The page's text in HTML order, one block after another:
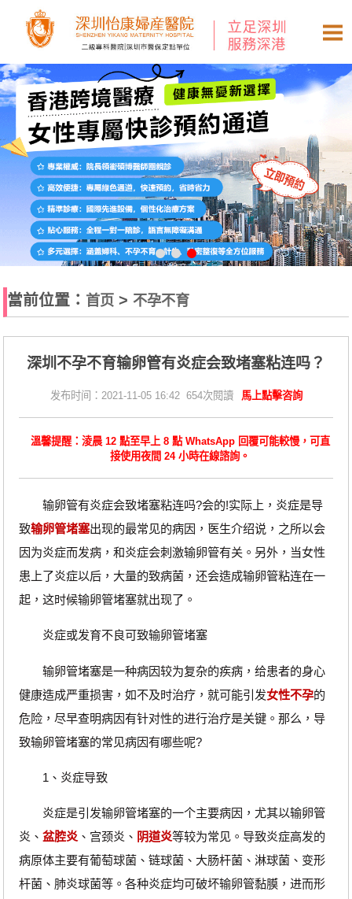
當前位置： 首页 > 不孕不育
深圳不孕不育输卵管有炎症会致堵塞粘连吗？
发布时间：2021-11-05 16:42 654次閱讀 馬上點擊咨詢
溫馨提醒：淩晨 12 點至早上 8 點 WhatsApp 回覆可能較慢，可直
接使用夜間 24 小時在線諮詢。
输卵管有炎症会致堵塞粘连吗?会的!实际上，炎症是导
致输卵管堵塞出现的最常见的病因，医生介绍说，之所以会
因为炎症而发病，和炎症会刺激输卵管有关。另外，当女性
患上了炎症以后，大量的致病菌，还会造成输卵管粘连在一
起，这时候输卵管堵塞就出现了。
炎症或发育不良可致输卵管堵塞
输卵管堵塞是一种病因较为复杂的疾病，给患者的身心
健康造成严重损害，如不及时治疗，就可能引发女性不孕的
危险，尽早查明病因有针对性的进行治疗是关键。那么，导
致输卵管堵塞的常见病因有哪些呢?
1、炎症导致
炎症是引发输卵管堵塞的一个主要病因，尤其以输卵管
炎、 盆腔炎、宫颈炎、 阴道炎等较为常见。导致炎症高发的
病原体主要有葡萄球菌、链球菌、大肠杆菌、淋球菌、变形
杆菌、肺炎球菌等。各种炎症均可破坏输卵管黏膜，进而形